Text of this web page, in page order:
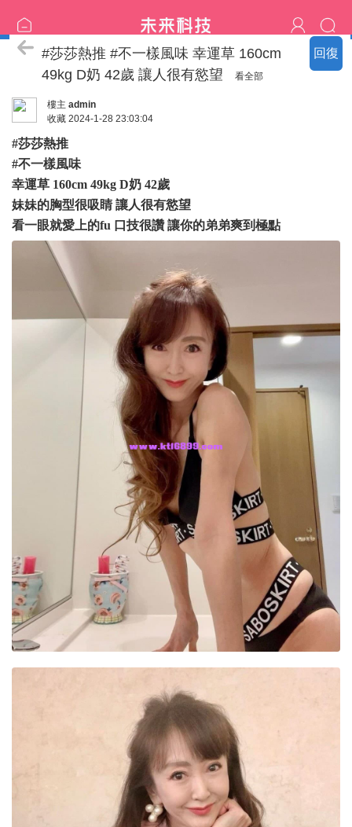
回復
臺中の名單
#莎莎熱推 #不一樣風味 幸運草 160cm
49kg D奶 42歲 讓人很有慾望
看全部
樓主 admin
收藏 2024-1-28 23:03:04
#莎莎熱推
#不一樣風味
幸運草 160cm 49kg D奶 42歲
妹妹的胸型很吸睛 讓人很有慾望
看一眼就愛上的fu 口技很讚 讓你的弟弟爽到極點